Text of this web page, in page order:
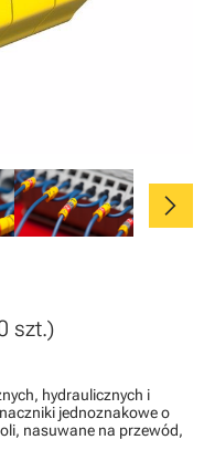
chevron_right
szt.)
hydraulicznych i
jednoznakowe o
nasuwane na przewód,